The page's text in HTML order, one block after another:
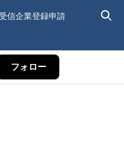
信企業登録申請
フォロー